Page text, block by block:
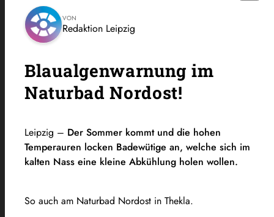
VON
Redaktion Leipzig
Blaualgenwarnung im
Naturbad Nordost!
Leipzig – Der Sommer kommt und die hohen
Temperauren locken Badewütige an, welche sich im
kalten Nass eine kleine Abkühlung holen wollen.
So auch am Naturbad Nordost in Thekla.